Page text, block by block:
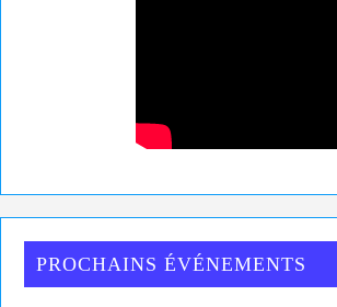
PROCHAINS ÉVÉNEMENTS